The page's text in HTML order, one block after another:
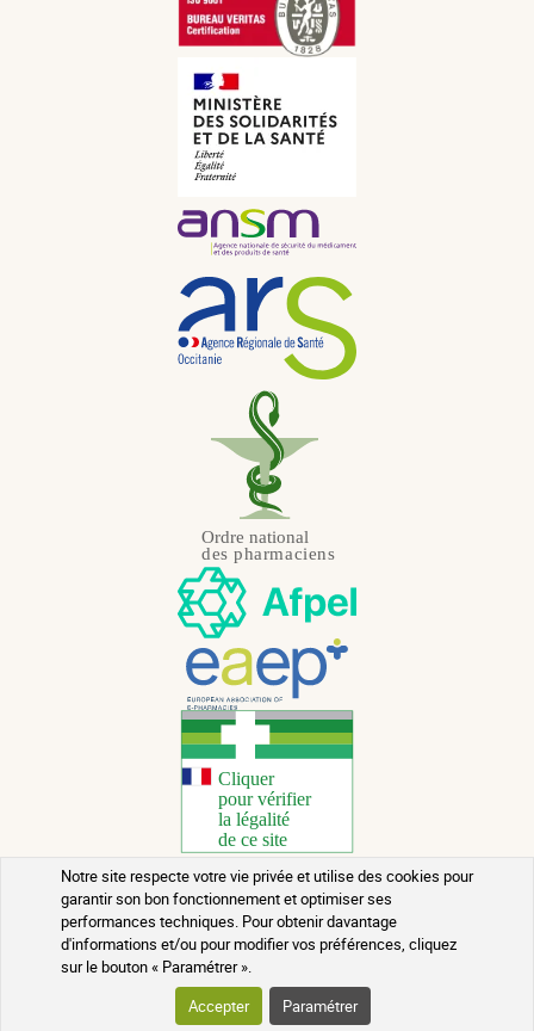
Notre site respecte votre vie privée et utilise des cookies pour
garantir son bon fonctionnement et optimiser ses
performances techniques. Pour obtenir davantage
d'informations et/ou pour modifier vos préférences, cliquez
sur le bouton « Paramétrer ».
Accepter
Paramétrer
Italien
Russe
Néerlandais
Portugais
Copyright 2026 - Tous droits réservés
Conseils santé au naturel